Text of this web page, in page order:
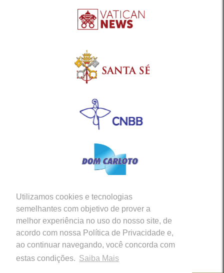
Utilizamos cookies e tecnologias
semelhantes com objetivo de prover a
melhor experiência no uso do nosso site, de
acordo com nossa Política de Privacidade e,
ao continuar navegando, você concorda com
estas condições. Saiba Mais
Siga-nos em nossas Redes Sociais